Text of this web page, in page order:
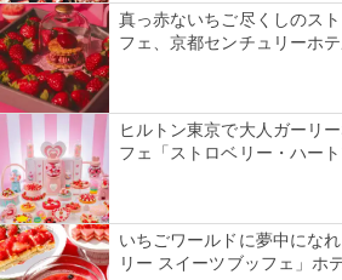
真っ赤ないちご尽くしのス
フェ、京都センチュリーホ
ヒルトン東京で大人ガーリ
フェ「ストロベリー・ハー
いちごワールドに夢中にな
リー スイーツブッフェ」ホ